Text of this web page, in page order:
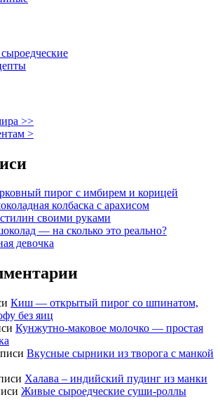
>>
>
пирог с имбирем и корицей
колбаска с арахисом
своими руками
— на сколько это реально?
девочка
Киш — открытый пирог со шпинатом,
без яиц
Кунжутно-маковое молочко — простая
Вкусные сырники из творога с манкой
Халава – индийский пудинг из манки
Живые сыроедческие суши-роллы